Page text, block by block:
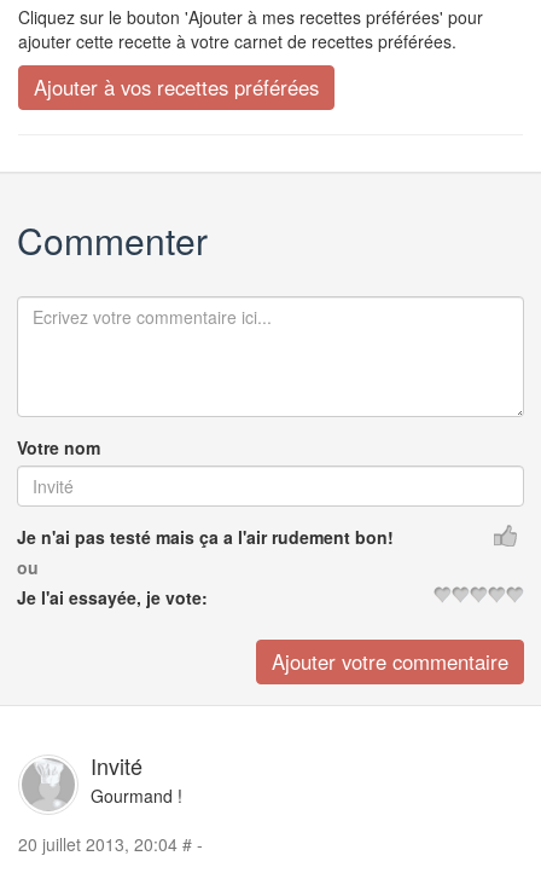
Cliquez sur le bouton 'Ajouter à mes recettes préférées' pour
ajouter cette recette à votre carnet de recettes préférées.
Commenter
Votre nom
Je n'ai pas testé mais ça a l'air rudement bon!
ou
Je l'ai essayée, je vote:
Invité
Gourmand !
20 juillet 2013, 20:04 # -